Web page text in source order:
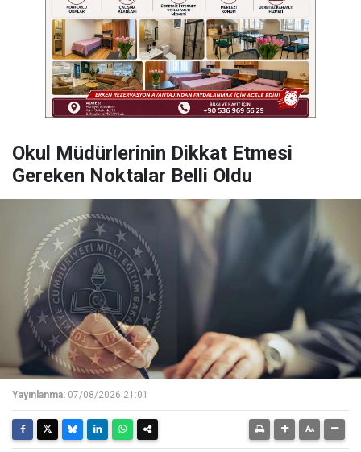
Okul Müdürlerinin Dikkat Etmesi
Gereken Noktalar Belli Oldu
Yayınlanma: 07/08/2026 21:01